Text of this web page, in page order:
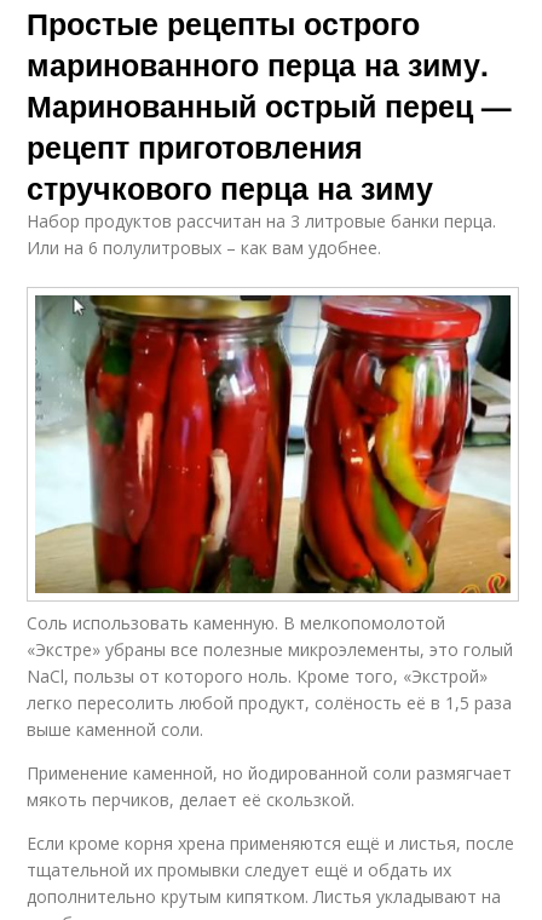
Простые рецепты острого
маринованного перца на зиму.
Маринованный острый перец —
рецепт приготовления
стручкового перца на зиму
Набор продуктов рассчитан на 3 литровые банки перца.
Или на 6 полулитровых – как вам удобнее.
Соль использовать каменную. В мелкопомолотой
«Экстре» убраны все полезные микроэлементы, это голый
NaCl, пользы от которого ноль. Кроме того, «Экстрой»
легко пересолить любой продукт, солёность её в 1,5 раза
выше каменной соли.
Применение каменной, но йодированной соли размягчает
мякоть перчиков, делает её скользкой.
Если кроме корня хрена применяются ещё и листья, после
тщательной их промывки следует ещё и обдать их
дополнительно крутым кипятком. Листья укладывают на